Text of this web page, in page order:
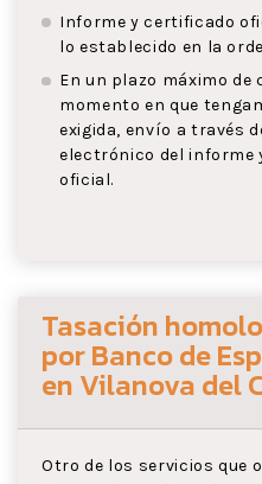
Informe y certificado
lo establecido en la
En un plazo máximo de
momento en que
exigida, envío a través
electrónico del informe
oficial.
Tasación
por Banco de
en Vilanova del
Otro de los servicios que